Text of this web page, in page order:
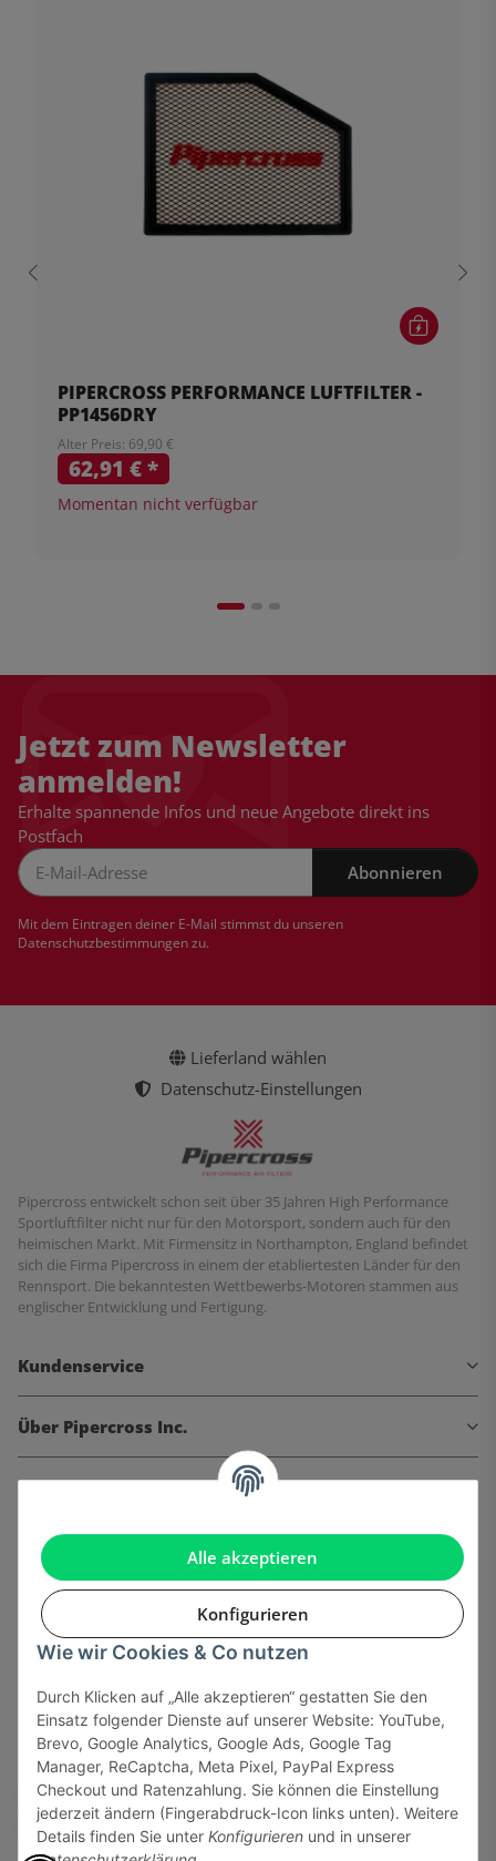
Alle akzeptieren
Konfigurieren
Wie wir Cookies & Co nutzen
Durch Klicken auf „Alle akzeptieren“ gestatten Sie den
Einsatz folgender Dienste auf unserer Website: YouTube,
Brevo, Google Analytics, Google Ads, Google Tag
Manager, ReCaptcha, Meta Pixel, PayPal Express
Checkout und Ratenzahlung. Sie können die Einstellung
jederzeit ändern (Fingerabdruck-Icon links unten). Weitere
Details finden Sie unter Konfigurieren und in unserer
PIPERCROSS PERFORMANCE LUFTFILTER -
PP1456DRY
Alter Preis: 69,90 €
62,91 €*
Momentan nicht verfügbar
Jetzt zum Newsletter
anmelden!
Erhalte spannende Infos und neue Angebote direkt ins
Postfach
Abonnieren
Mit dem Eintragen deiner E-Mail stimmst du unseren
Datenschutzbestimmungenzu.
Lieferland wählen
Datenschutz-Einstellungen
Pipercross entwickelt schon seit über 35 Jahren High Performance
Sportluftfilter nicht nur für den Motorsport, sondern auch für den
heimischen Markt. Mit Firmensitz in Northampton, England befindet
sich die Firma Pipercross in einem der etabliertesten Länder für den
Rennsport. Die bekanntesten Wettbewerbs-Motoren stammen aus
englischer Entwicklung und Fertigung.
Kundenservice
Über Pipercross Inc.
Informationen
Gesetzliche Informationen
Sicher bezahlen via: